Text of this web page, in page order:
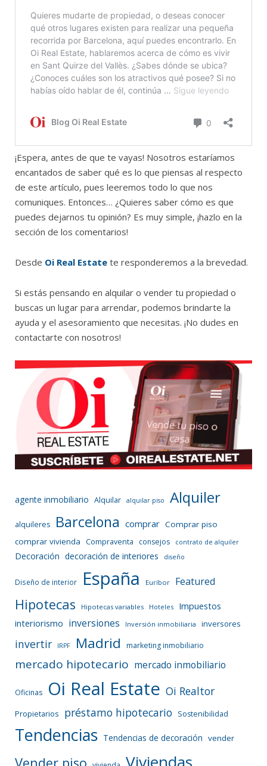
¡Espera, antes de que te vayas! Nosotros estaríamos
encantados de saber qué es lo que piensas al respecto
de este artículo, pues leeremos todo lo que nos
comuniques. Entonces… ¿Quieres saber cómo es que
puedes dejarnos tu opinión? Es muy simple, ¡hazlo en la
sección de los comentarios!
Desde Oi Real Estate te responderemos a la brevedad.
Si estás pensando en alquilar o vender tu propiedad o
buscas un lugar para arrendar, podemos brindarte la
ayuda y el asesoramiento que necesitas. ¡No dudes en
contactarte con nosotros!
agente inmobiliario Alquilar alquilar piso Alquiler
alquileres Barcelona comprar Comprar piso
comprar vivienda
Compraventa consejos contrato de alquiler
Decoración decoración de interiores diseño
Diseño de interior España Euríbor Featured
Hipotecas Hipotecas variables Hoteles
Impuestos
interiorismo inversiones Inversión inmobiliaria inversores
invertir IRPF Madrid marketing inmobiliario
mercado hipotecario mercado inmobiliario
Oficinas Oi Real Estate Oi Realtor
Propietarios préstamo hipotecario Sostenibilidad
Tendencias Tendencias de decoración vender